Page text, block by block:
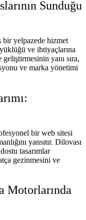
Sunduğu
bir yelpazede hizmet
ve ihtiyaçlarına
yanı sıra,
ve marka yönetimi
bir web sitesi
yansıtır. Dilovası
tasarımlar
gezinmesini ve
Motorlarında